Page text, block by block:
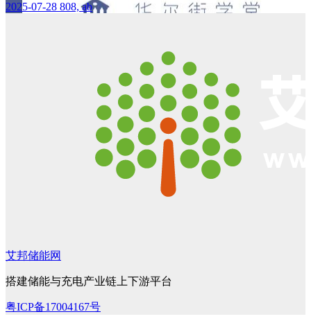
2025-07-28 808, ab
艾邦储能网
搭建储能与充电产业链上下游平台
粤ICP备17004167号